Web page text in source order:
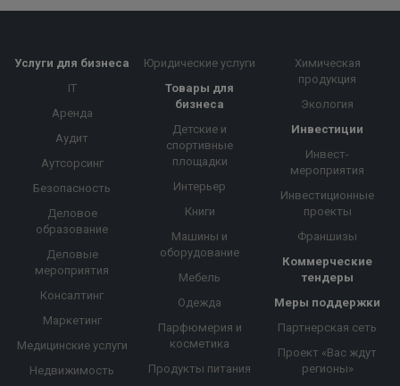
Услуги для бизнеса
IT
Аренда
Аудит
Аутсорсинг
Безопасность
Деловое
образование
Деловые
мероприятия
Консалтинг
Маркетинг
Медицинские услуги
Недвижимость
Юридические услуги
Товары для
бизнеса
Детские и
спортивные
площадки
Интерьер
Книги
Машины и
оборудование
Мебель
Одежда
Парфюмерия и
косметика
Продукты питания
Химическая
продукция
Экология
Инвестиции
Инвест-
мероприятия
Инвестиционные
проекты
Франшизы
Коммерческие
тендеры
Меры поддержки
Партнерская сеть
Проект «Вас ждут
регионы»